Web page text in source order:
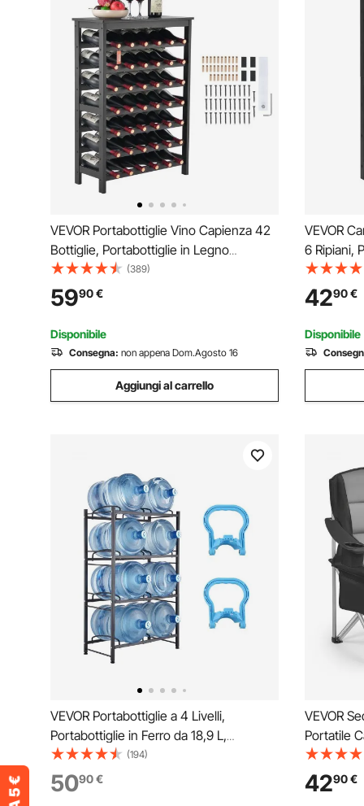
VEVOR Portabottiglie Vino Capienza 42
Bottiglie, Portabottiglie in Legno
Massello di Bambù 7 Ripiani,
Portabottiglie Indipendente, Ripiani Anti-
scuotimento per Bar Cantina Osteria
Enoteca
(389)
5990€
Disponibile
Consegna: non appena Dom.Agosto 16
Aggiungi al carrello
VEVOR
6 Ripiani,
con
Sala da
4290€
Disponibile
VEVOR Portabottiglie a 4 Livelli,
Portabottiglie in Ferro da 18,9 L,
Portabottiglie a Doppio Livello per 8
Bottiglie, Portabrocche per Acqua
Resistente per Cucina, Ufficio,
(194)
5090€
VEVOR
Portatile
Supporto
Oxford,
980 x 630
4290€